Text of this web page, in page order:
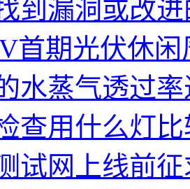
到漏洞或改
首期光伏休
水蒸气透过
查用什么灯
试网上线前